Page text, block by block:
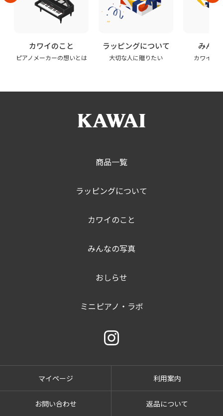
カワイのこと
ピアノメーカーの想いとは
ラッピングについて
大切な人に贈りたい
みんな
カワイの
商品一覧
ラッピングについて
カワイのこと
みんなの写真
おしらせ
ミニピアノ・ラボ
マイページ 利用案内
お問い合わせ 返品について